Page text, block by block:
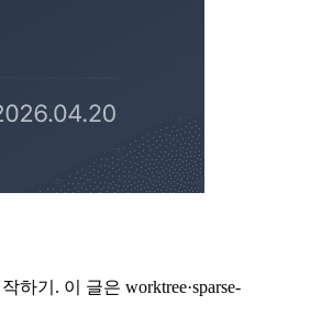
기. 이 글은 worktree·sparse-